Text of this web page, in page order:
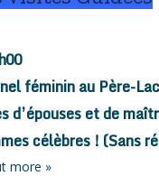
féminin au Père-
d’épouses et de
célèbres ! (Sans
more »